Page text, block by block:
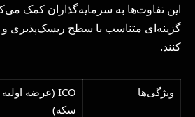
این تفاوت‌ها به سرمایه‌گذاران کمک
گزینه‌ای متناسب با سطح ریسک‌پذیری و
کنند.
ویژگی‌ها
ICO (عرضه اولیه
سکه)